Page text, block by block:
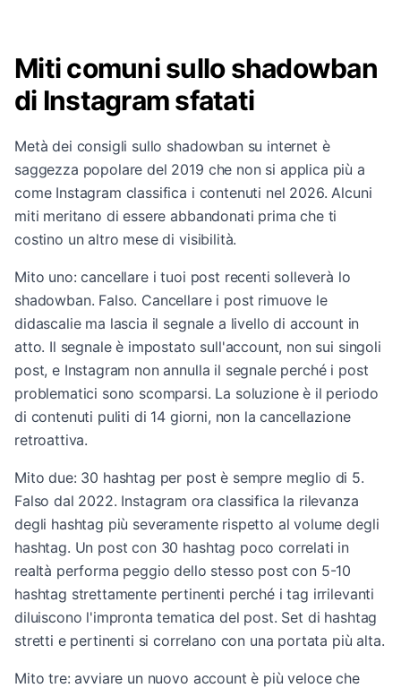
Miti comuni sullo shadowban
di Instagram sfatati
Metà dei consigli sullo shadowban su internet è
saggezza popolare del 2019 che non si applica più a
come Instagram classifica i contenuti nel 2026. Alcuni
miti meritano di essere abbandonati prima che ti
costino un altro mese di visibilità.
Mito uno: cancellare i tuoi post recenti solleverà lo
shadowban. Falso. Cancellare i post rimuove le
didascalie ma lascia il segnale a livello di account in
atto. Il segnale è impostato sull'account, non sui singoli
post, e Instagram non annulla il segnale perché i post
problematici sono scomparsi. La soluzione è il periodo
di contenuti puliti di 14 giorni, non la cancellazione
retroattiva.
Mito due: 30 hashtag per post è sempre meglio di 5.
Falso dal 2022. Instagram ora classifica la rilevanza
degli hashtag più severamente rispetto al volume degli
hashtag. Un post con 30 hashtag poco correlati in
realtà performa peggio dello stesso post con 5-10
hashtag strettamente pertinenti perché i tag irrilevanti
diluiscono l'impronta tematica del post. Set di hashtag
stretti e pertinenti si correlano con una portata più alta.
Mito tre: avviare un nuovo account è più veloce che